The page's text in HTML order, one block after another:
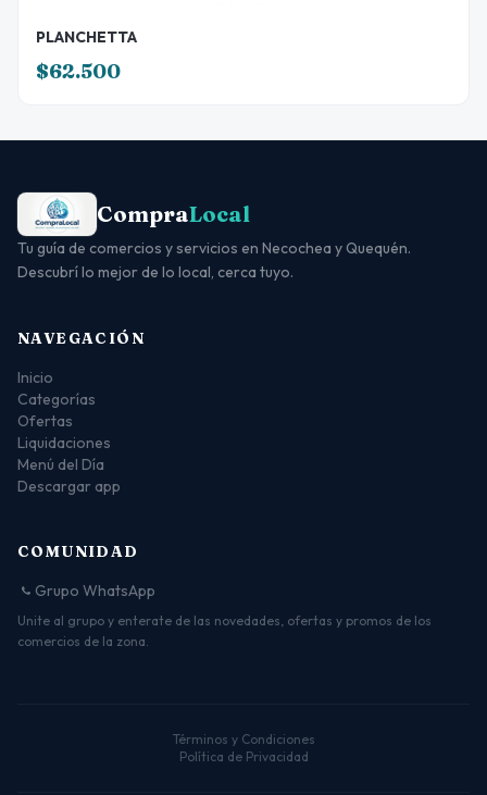
PLANCHETTA
$62.500
CompraLocal
Tu guía de comercios y servicios en Necochea y Quequén.
Descubrí lo mejor de lo local, cerca tuyo.
NAVEGACIÓN
Inicio
Categorías
Ofertas
Liquidaciones
Menú del Día
Descargar app
COMUNIDAD
Grupo WhatsApp
Unite al grupo y enterate de las novedades, ofertas y promos de los
comercios de la zona.
Términos y Condiciones
Política de Privacidad